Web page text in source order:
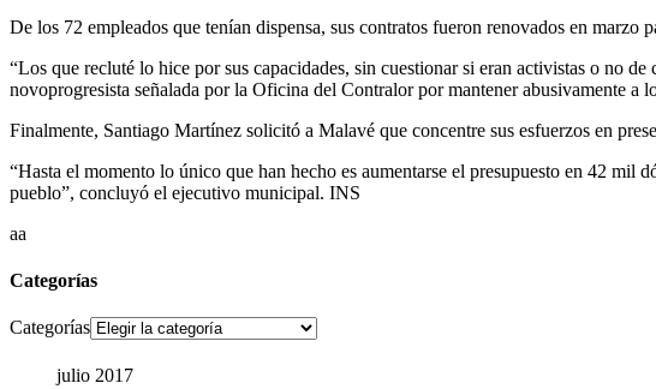
De los 72 empleados que tenían dispensa, sus contratos fueron renovados en
“Los que recluté lo hice por sus capacidades, sin cuestionar si eran activistas o no
novoprogresista señalada por la Oficina del Contralor por mantener abusivamente a
Finalmente, Santiago Martínez solicitó a Malavé que concentre sus esfuerzos en
“Hasta el momento lo único que han hecho es aumentarse el presupuesto en 42 mil
pueblo”, concluyó el ejecutivo municipal. INS
aa
Categorías
Categorías
julio 2017